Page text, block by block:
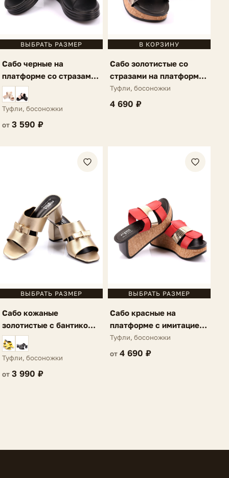
ВЫБРАТЬ РАЗМЕР
Сабо черные на
платформе со стразами
Maella
Туфли, босоножки
от 3 590 ₽
В КОРЗИНУ
Сабо золотистые со
стразами на платформе
Maella
Туфли, босоножки
4 690 ₽
ВЫБРАТЬ РАЗМЕР
Сабо кожаные
золотистые с бантиком
Maella
Туфли, босоножки
от 3 990 ₽
ВЫБРАТЬ РАЗМЕР
Сабо красные на
платформе с имитацией
пробки Maella
Туфли, босоножки
от4 690 ₽